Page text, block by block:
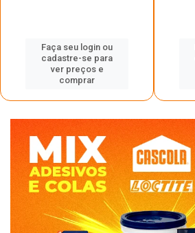
Faça seu login ou
cadastre-se para
ver preços e
comprar